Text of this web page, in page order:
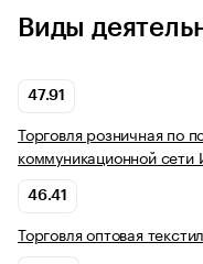
Виды
47.91
Торговля розничная по
коммуникационной сети
46.41
Торговля оптовая